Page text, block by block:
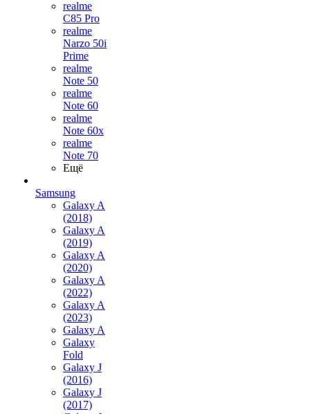
realme
C85 Pro
realme
Narzo 50i
Prime
realme
Note 50
realme
Note 60
realme
Note 60x
realme
Note 70
Ещё
Samsung
Galaxy A
(2018)
Galaxy A
(2019)
Galaxy A
(2020)
Galaxy A
(2022)
Galaxy A
(2023)
Galaxy A
Galaxy
Fold
Galaxy J
(2016)
Galaxy J
(2017)